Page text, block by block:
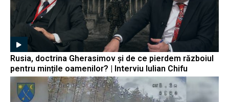
Rusia, doctrina Gherasimov și de ce pierdem războiul
pentru mințile oamenilor? | Interviu Iulian Chifu